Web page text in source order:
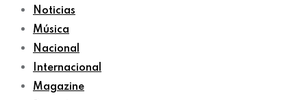
Noticias
Música
Nacional
Internacional
Magazine